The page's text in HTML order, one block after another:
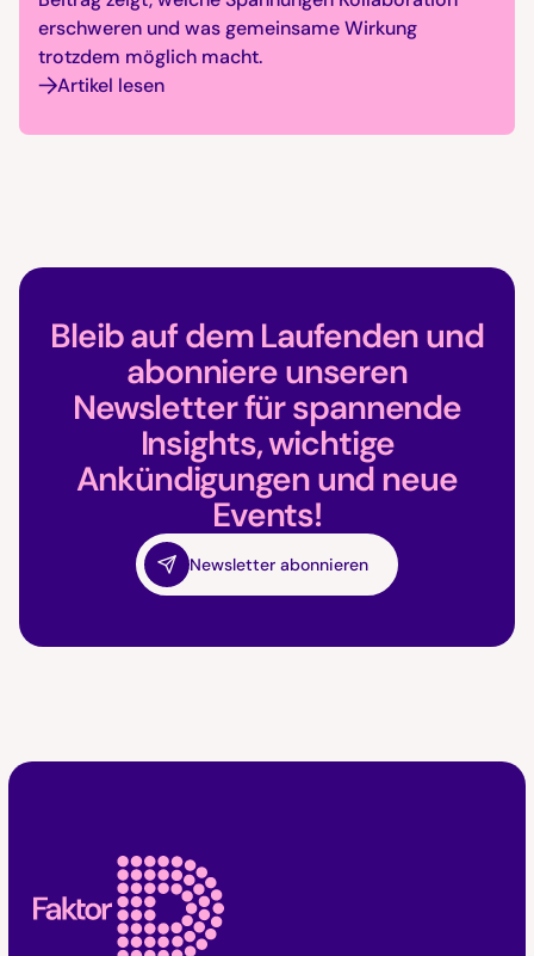
erschweren und was gemeinsame Wirkung
trotzdem möglich macht.
Artikel lesen
Bleib auf dem Laufenden und
abonniere unseren
Newsletter für spannende
Insights, wichtige
Ankündigungen und neue
Events!
Newsletter abonnieren
Faktor D Footer